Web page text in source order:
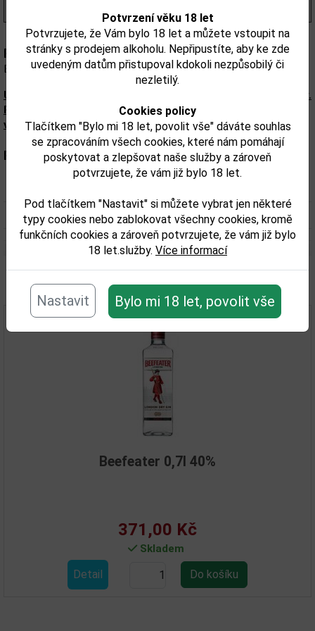
Potvrzení věku 18 let
Potvrzujete, že Vám bylo 18 let a můžete vstoupit na
stránky s prodejem alkoholu. Nepřipustíte, aby ke zde
uvedeným datům přistupoval kdokoli nezpůsobilý či
nezletilý.
Cookies policy
Tlačítkem "Bylo mi 18 let, povolit vše" dáváte souhlas
se zpracováním všech cookies, které nám pomáhají
poskytovat a zlepšovat naše služby a zároveň
potvrzujete, že vám již bylo 18 let.
Pod tlačítkem "Nastavit" si můžete vybrat jen některé
typy cookies nebo zablokovat všechny cookies, kromě
funkčních cookies a zároveň potvrzujete, že vám již bylo
18 let.služby. Více informací
Nastavit Bylo mi 18 let, povolit vše
Popis:
Beefeater 1l 40%
Upozorňujeme, že tento produkt může obsahovat alergeny.
Přesné složení a alergeny jsou k dispozici na obalu
výrobku. Zkontrolujte prosím před konzumací.
Parametry:
Objem obalu (L): 1
Související zboží
Beefeater 0,7l 40%
371,00 Kč
Skladem
Detail